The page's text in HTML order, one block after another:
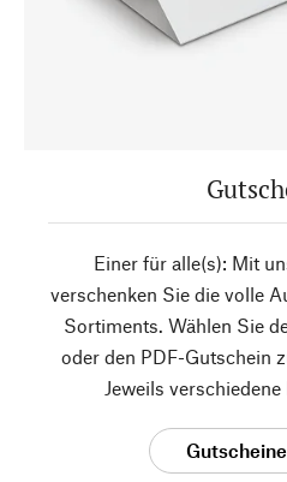
Einer für alle(s): Mit
verschenken Sie die volle
Sortiments. Wählen Sie
oder den PDF-Gutschein
Jeweils